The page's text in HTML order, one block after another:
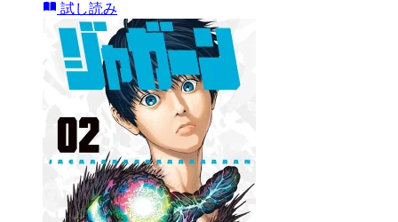
試し読み